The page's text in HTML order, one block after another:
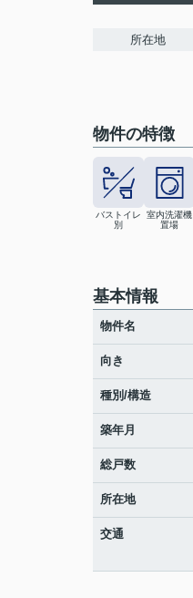
所在地
物件の特徴
バストイレ
別
室内洗濯機
置場
基本情報
物件名
向き
種別/構造
築年月
総戸数
所在地
交通